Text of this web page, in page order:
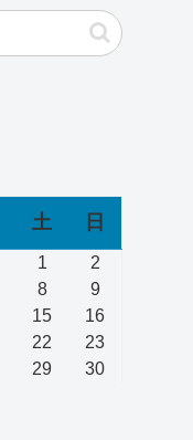
土 日
1
2
8
9
15
16
22
23
29 30